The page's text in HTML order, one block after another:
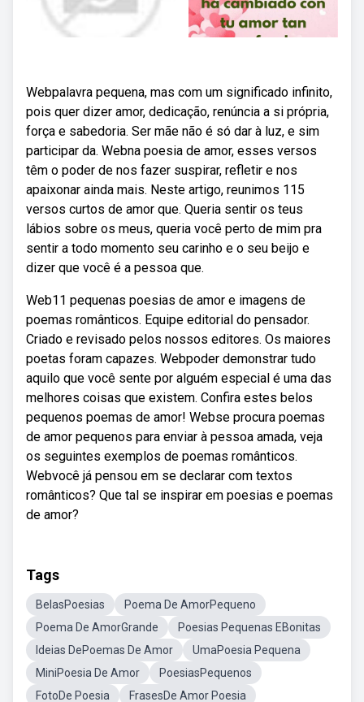
Webpalavra pequena, mas com um significado infinito,
pois quer dizer amor, dedicação, renúncia a si própria,
força e sabedoria. Ser mãe não é só dar à luz, e sim
participar da. Webna poesia de amor, esses versos
têm o poder de nos fazer suspirar, refletir e nos
apaixonar ainda mais. Neste artigo, reunimos 115
versos curtos de amor que. Queria sentir os teus
lábios sobre os meus, queria você perto de mim pra
sentir a todo momento seu carinho e o seu beijo e
dizer que você é a pessoa que.
Web11 pequenas poesias de amor e imagens de
poemas românticos. Equipe editorial do pensador.
Criado e revisado pelos nossos editores. Os maiores
poetas foram capazes. Webpoder demonstrar tudo
aquilo que você sente por alguém especial é uma das
melhores coisas que existem. Confira estes belos
pequenos poemas de amor! Webse procura poemas
de amor pequenos para enviar à pessoa amada, veja
os seguintes exemplos de poemas românticos.
Webvocê já pensou em se declarar com textos
românticos? Que tal se inspirar em poesias e poemas
de amor?
Tags
BelasPoesias
Poema De AmorPequeno
Poema De AmorGrande
Poesias Pequenas EBonitas
Ideias DePoemas De Amor
UmaPoesia Pequena
MiniPoesia De Amor
PoesiasPequenos
FotoDe Poesia
FrasesDe Amor Poesia